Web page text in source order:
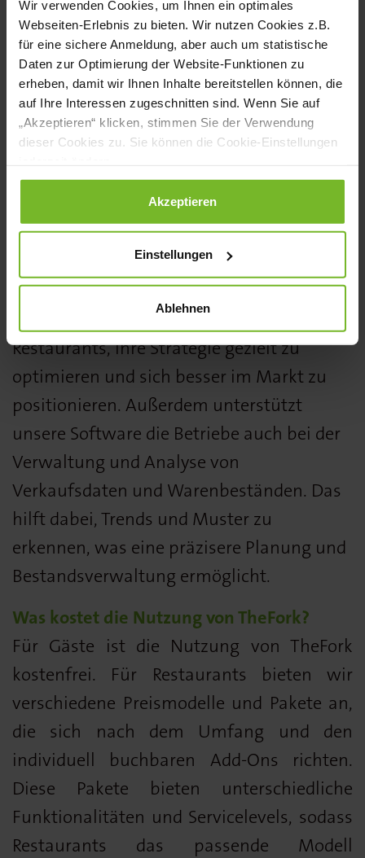
Wir verwenden Cookies, um Ihnen ein optimales
Webseiten-Erlebnis zu bieten. Wir nutzen Cookies z.B.
für eine sichere Anmeldung, aber auch um statistische
Daten zur Optimierung der Website-Funktionen zu
erheben, damit wir Ihnen Inhalte bereitstellen können, die
auf Ihre Interessen zugeschnitten sind. Wenn Sie auf
„Akzeptieren“ klicken, stimmen Sie der Verwendung
dieser Cookies zu. Sie können die Cookie-Einstellungen
Datenschutzerklärung|Impressum
Akzeptieren
Einstellungen
Ablehnen
Wahrscheinlichkeit, dass Gäste auf die
Angebote reagieren und eine Reservierung
vornehmen.
Wird dabei auch die individuelle
Wettbewerbssituation eines Restaurants
berücksichtigt?
Unsere AI-Lösung berücksichtigt Faktoren
wie Standort, Zielgruppe und
Wettbewerbsumfeld, um
maßgeschneiderte Empfehlungen und
Aktionen zu erstellen. Dies ermöglicht es
Restaurants, ihre Strategie gezielt zu
optimieren und sich besser im Markt zu
positionieren. Außerdem unterstützt
unsere Software die Betriebe auch bei der
Verwaltung und Analyse von
Verkaufsdaten und Warenbeständen. Das
hilft dabei, Trends und Muster zu
erkennen, was eine präzisere Planung und
Bestandsverwaltung ermöglicht.
Was kostet die Nutzung von TheFork?
Für Gäste ist die Nutzung von TheFork
kostenfrei. Für Restaurants bieten wir
verschiedene Preismodelle und Pakete an,
die sich nach dem Umfang und den
individuell buchbaren Add-Ons richten.
Diese Pakete bieten unterschiedliche
Funktionalitäten und Servicelevels, sodass
Restaurants das passende Modell